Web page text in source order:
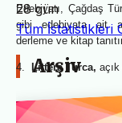
Edebiyatı, Çağdaş
gibi edebiyata ait
derleme ve kitap
4. Littera Turca,
28 gün
Tüm İstatistikleri
Arşiv